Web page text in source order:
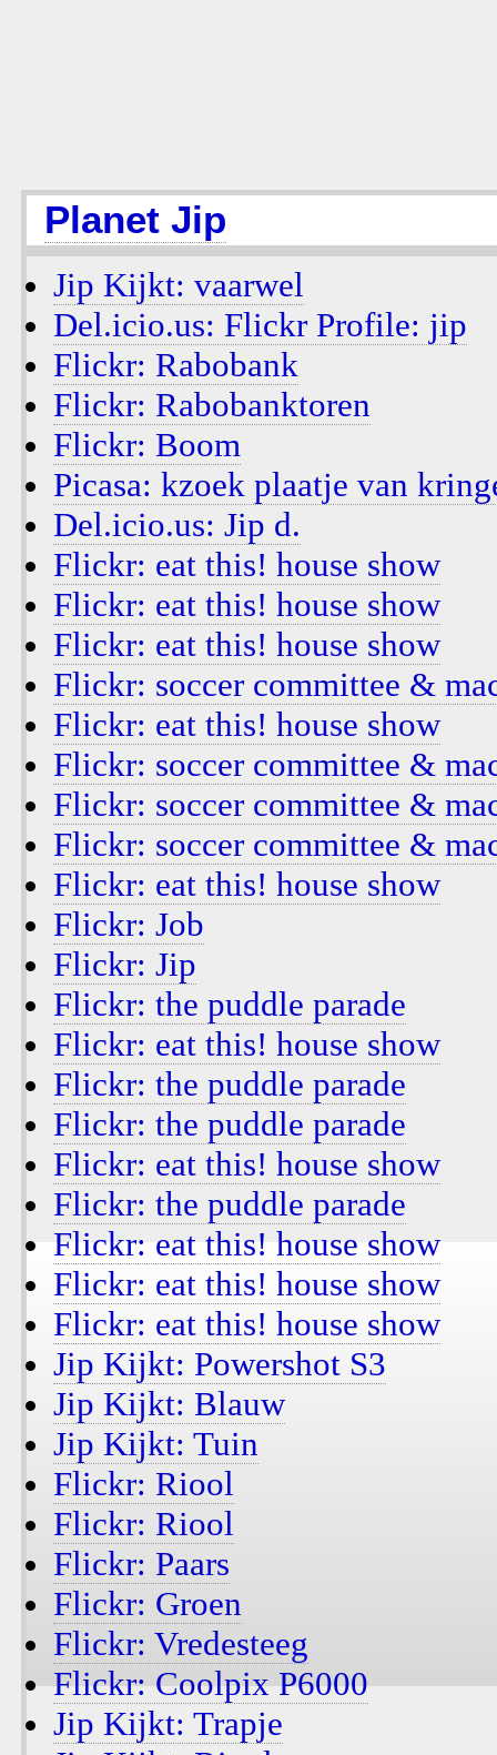
Planet Jip
Jip Kijkt: vaarwel
Del.icio.us: Flickr Profile: jip
Flickr: Rabobank
Flickr: Rabobanktoren
Flickr: Boom
Picasa: kzoek plaatje van
Del.icio.us: Jip d.
Flickr: eat this! house show
Flickr: eat this! house show
Flickr: eat this! house show
Flickr: soccer committee &
Flickr: eat this! house show
Flickr: soccer committee &
Flickr: soccer committee &
Flickr: soccer committee &
Flickr: eat this! house show
Flickr: Job
Flickr: Jip
Flickr: the puddle parade
Flickr: eat this! house show
Flickr: the puddle parade
Flickr: the puddle parade
Flickr: eat this! house show
Flickr: the puddle parade
Flickr: eat this! house show
Flickr: eat this! house show
Flickr: eat this! house show
Jip Kijkt: Powershot S3
Jip Kijkt: Blauw
Jip Kijkt: Tuin
Flickr: Riool
Flickr: Riool
Flickr: Paars
Flickr: Groen
Flickr: Vredesteeg
Flickr: Coolpix P6000
Jip Kijkt: Trapje